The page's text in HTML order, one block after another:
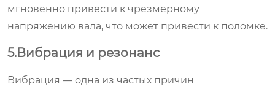
мгновенно привести к чрезмерному
напряжению вала, что может привести к поломке.
5.Вибрация и резонанс
Вибрация — одна из частых причин